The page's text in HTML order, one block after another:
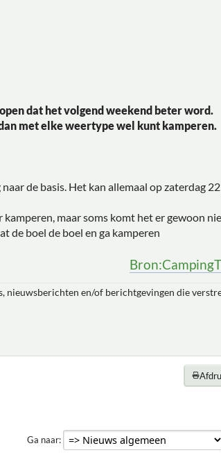
dat het volgend weekend beter word.
met elke weertype wel kunt kamperen.
de basis. Het kan allemaal op zaterdag 22
maar soms komt het er gewoon
de boel de boel en ga kamperen
nieuwsberichten en/of berichtgevingen die
Ga naar